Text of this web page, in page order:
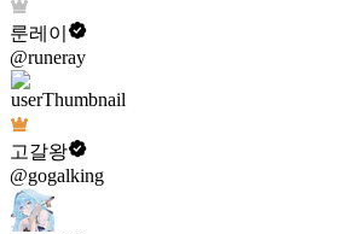
룬레이
@runeray
고갈왕
@gogalking